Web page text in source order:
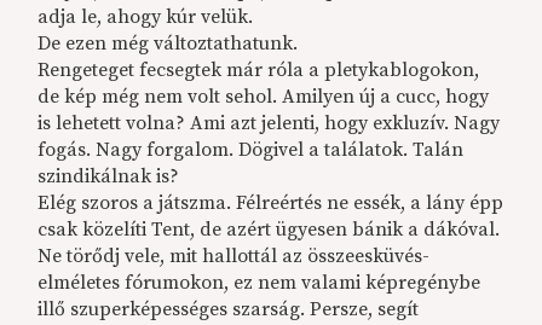
adja le, ahogy kúr velük.
De ezen még változtathatunk.
Rengeteget fecsegtek már róla a pletykablogokon,
de kép még nem volt sehol. Amilyen új a cucc, hogy
is lehetett volna? Ami azt jelenti, hogy exkluzív. Nagy
fogás. Nagy forgalom. Dögivel a találatok. Talán
szindikálnak is?
Elég szoros a játszma. Félreértés ne essék, a lány épp
csak közelíti Tent, de azért ügyesen bánik a dákóval.
Ne törődj vele, mit hallottál az összeesküvés-
elméletes fórumokon, ez nem valami képregénybe
illő szuperképességes szarság. Persze, segít